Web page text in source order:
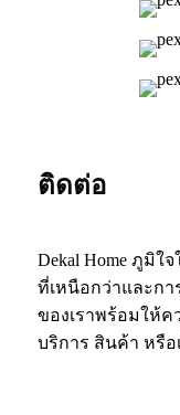
ติดต่อ
Dekal Home ภูมิ
ที่เหนือกว่าและก
ของเราพร้อมให้ค
บริการ สินค้า หรือ